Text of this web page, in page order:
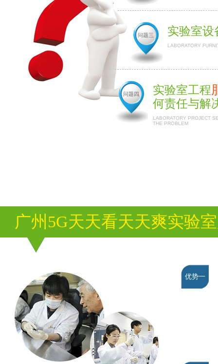
问题三 实验室设
LABORATORY
问题四 实验室工程
何责任与解
LABORATORY PROJECT
THE PROBLEM
广州5G天天看天天爽实验
优势一